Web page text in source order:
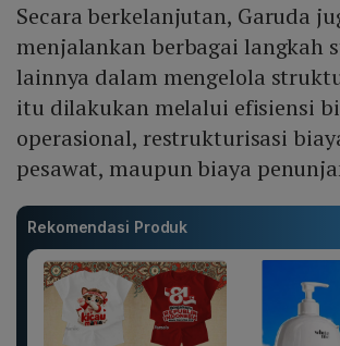
Secara berkelanjutan, Garuda
menjalankan berbagai langkah
lainnya dalam mengelola
itu dilakukan melalui efisiensi
operasional, restrukturisasi
pesawat, maupun biaya
Rekomendasi Produk